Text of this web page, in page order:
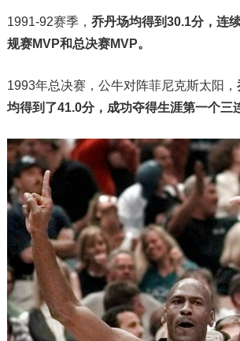
1991-92赛季， 乔丹场均得到30.1分，连
规赛MVP和总决赛MVP。
1993年总决赛，公牛对阵菲尼克斯太阳，
均得到了41.0分，成功夺得生涯第一个三